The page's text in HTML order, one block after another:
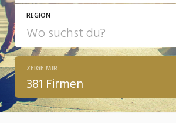
REGION
ZEIGE MIR
381 Firmen